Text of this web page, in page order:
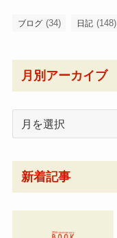
ブログ (34) 日記 (148)
月別アーカイブ
ー
カ
新着記事